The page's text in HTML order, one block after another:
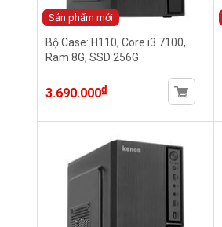
Sản phẩm mới
Bộ Case: H110, Core i3 7100,
Ram 8G, SSD 256G
3.690.000₫